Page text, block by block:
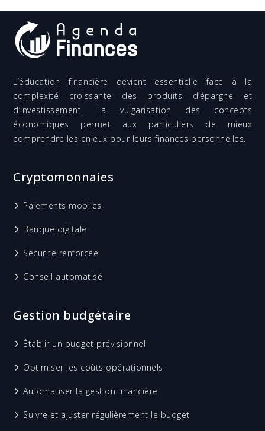
L’éducation financière devient essentielle face à la
complexité croissante des produits d’épargne et
d’investissement. La vulgarisation des concepts
économiques permet aux particuliers de mieux
comprendre les enjeux pour leurs finances personnelles.
Cryptomonnaies
Paiements mobiles
Banque digitale
Sécurité renforcée
Conseil automatisé
Gestion budgétaire
Établir un budget prévisionnel
Optimiser les coûts opérationnels
Automatiser la gestion financière
Suivre et ajuster régulièrement le budget